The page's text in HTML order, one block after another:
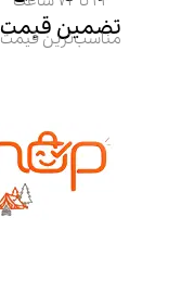
تضمین قیمت
مناسب‌ترین قیمت